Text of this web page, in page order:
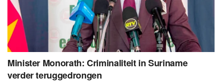
Minister Monorath: Criminaliteit in Suriname
verder teruggedrongen